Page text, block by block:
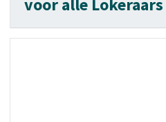
voor alle Lokeraars